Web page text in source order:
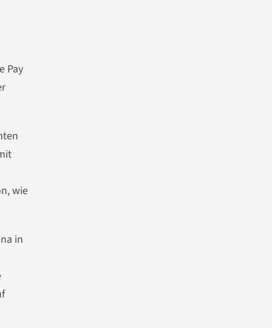
Pay
wie
in